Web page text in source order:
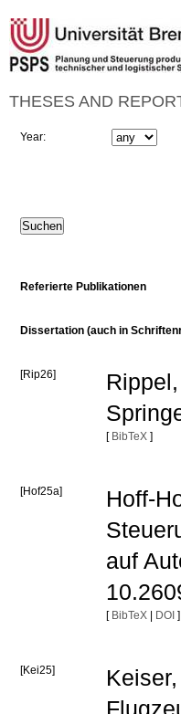
THESES AND
Year:
Referierte Publikationen
Dissertation (auch in
[Rip26]
[ BibTeX ]
[Hof25a]
Hoff-
auf
[ BibTeX| DOI ]
[Kei25]